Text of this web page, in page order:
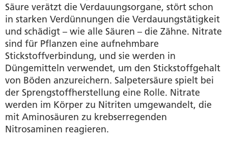
Säure verätzt die Verdauungsorgane, stört schon
in starken Verdünnungen die Verdauungstätigkeit
und schädigt – wie alle Säuren – die Zähne. Nitrate
sind für Pflanzen eine aufnehmbare
Stickstoffverbindung, und sie werden in
Düngemitteln verwendet, um den Stickstoffgehalt
von Böden anzureichern. Salpetersäure spielt bei
der Sprengstoffherstellung eine Rolle. Nitrate
werden im Körper zu Nitriten umgewandelt, die
mit Aminosäuren zu krebserregenden
Nitrosaminen reagieren.